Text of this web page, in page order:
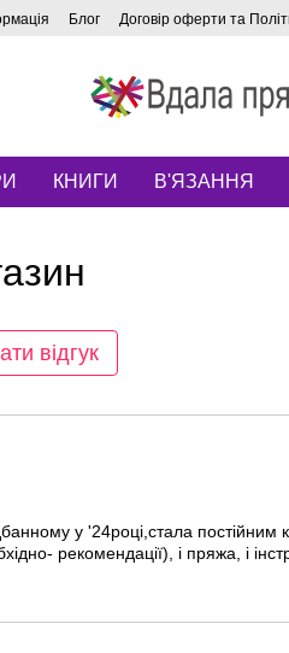
Блог Договір оферти та
КНИГИ В'ЯЗАННЯ
відгук
у '24році,стала постійним
рекомендації), і пряжа, і